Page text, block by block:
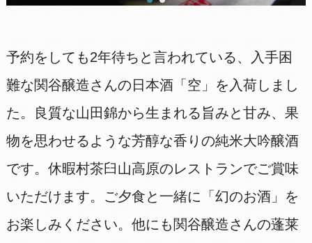
予約をしても2年待ちと言われている、入手困
難な関谷醸造さんの日本酒「空」を入荷しまし
た。良質な山田錦から生まれる旨みと甘み、果
物を思わせるような芳醇な香りの純米大吟醸酒
です。休暇村茶臼山高原のレストランでご賞味
いただけます。ご夕食と一緒に「幻のお酒」を
お楽しみください。他にも関谷醸造さんの蓬莱